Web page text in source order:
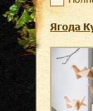
Ягода